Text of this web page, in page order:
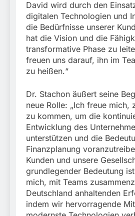
David wird durch den
digitalen Technologien und
die Bedürfnisse unserer
hat die Vision und die
transformative Phase zu
freuen uns darauf, ihn im
zu heißen.“
Dr. Stachon äußert seine
neue Rolle: „Ich freue mich,
zu kommen, um die
Entwicklung des
unterstützen und die
Finanzplanung
Kunden und unsere
grundlegender Bedeutung
mich, mit Teams
Deutschland anhaltenden
indem wir hervorragende